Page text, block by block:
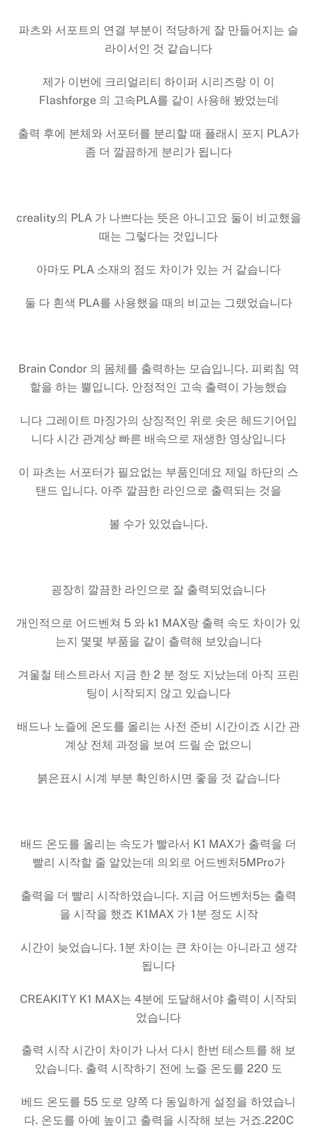
파츠와 서포트의 연결 부분이 적당하게 잘 만들어지는 슬
라이서인 것 같습니다
제가 이번에 크리얼리티 하이퍼 시리즈랑 이 이
Flashforge 의 고속PLA를 같이 사용해 봤었는데
출력 후에 본체와 서포터를 분리할 때 플래시 포지 PLA가
좀 더 깔끔하게 분리가 됩니다
creality의 PLA 가 나쁘다는 뜻은 아니고요 둘이 비교했을
때는 그렇다는 것입니다
아마도 PLA 소재의 점도 차이가 있는 거 같습니다
둘 다 흰색 PLA를 사용했을 때의 비교는 그랬었습니다
Brain Condor 의 몸체를 출력하는 모습입니다. 피뢰침 역
할을 하는 뿔입니다. 안정적인 고속 출력이 가능했습
니다 그레이트 마징가의 상징적인 위로 솟은 헤드기어입
니다 시간 관계상 빠른 배속으로 재생한 영상입니다
이 파츠는 서포터가 필요없는 부품인데요 제일 하단의 스
탠드 입니다. 아주 깔끔한 라인으로 출력되는 것을
볼 수가 있었습니다.
굉장히 깔끔한 라인으로 잘 출력되었습니다
개인적으로 어드벤쳐 5 와 k1 MAX랑 출력 속도 차이가 있
는지 몇몇 부품을 같이 츨력해 보았습니다
겨울철 테스트라서 지금 한 2 분 정도 지났는데 아직 프린
팅이 시작되지 않고 있습니다
배드나 노즐에 온도를 올리는 사전 준비 시간이죠 시간 관
계상 전체 과정을 보여 드릴 순 없으니
붉은표시 시계 부분 확인하시면 좋을 것 같습니다
배드 온도를 올리는 속도가 빨라서 K1 MAX가 출력을 더
빨리 시작할 줄 알았는데 의외로 어드벤처5MPro가
출력을 더 빨리 시작하였습니다. 지금 어드벤처5는 출력
을 시작을 했죠 K1MAX 가 1분 정도 시작
시간이 늦었습니다. 1분 차이는 큰 차이는 아니라고 생각
됩니다
CREAKITY K1 MAX는 4분에 도달해서야 출력이 시작되
었습니다
출력 시작 시간이 차이가 나서 다시 한번 테스트를 해 보
았습니다. 출력 시작하기 전에 노즐 온도를 220 도
베드 온도를 55 도로 양쪽 다 동일하게 설정을 하였습니
다. 온도를 아예 높이고 출력을 시작해 보는 거죠.220C